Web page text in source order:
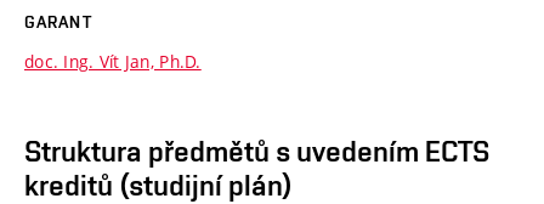
GARANT
doc. Ing. Vít Jan, Ph.D.
Struktura předmětů s uvedením ECTS
kreditů (studijní plán)